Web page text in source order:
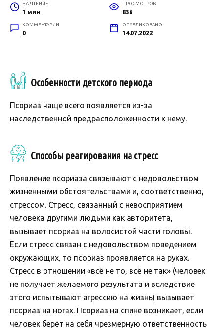
НА ЧТЕНИЕ
1 мин
ПРОСМОТРОВ
836
КОММЕНТАРИИ
0
ОПУБЛИКОВАНО
14.07.2022
Особенности детского периода
Псориаз чаще всего появляется из-за
наследственной предрасположенности к нему.
Способы реагирования на стресс
Появление псориаза связывают с недовольством
жизненными обстоятельствами и, соответственно,
стрессом. Стресс, связанный с невосприятием
человека другими людьми как авторитета,
вызывает псориаз на волосистой части головы.
Если стресс связан с недовольством поведением
окружающих, то псориаз проявляется на руках.
Стресс в отношении «всё не то, всё не так» (человек
не получает желаемого результата и вследствие
этого испытывают агрессию на жизнь) вызывает
псориаз на ногах. Псориаз на спине возникает, если
человек берёт на себя чрезмерную ответственность